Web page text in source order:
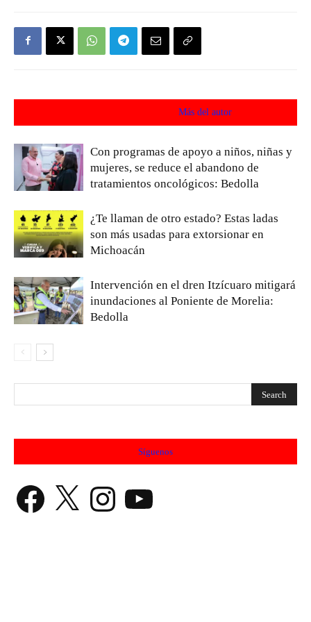
Más del autor
Con programas de apoyo a niños, niñas y
mujeres, se reduce el abandono de
tratamientos oncológicos: Bedolla
¿Te llaman de otro estado? Estas ladas
son más usadas para extorsionar en
Michoacán
Intervención en el dren Itzícuaro mitigará
inundaciones al Poniente de Morelia:
Bedolla
Síguenos
Facebook X Instagram